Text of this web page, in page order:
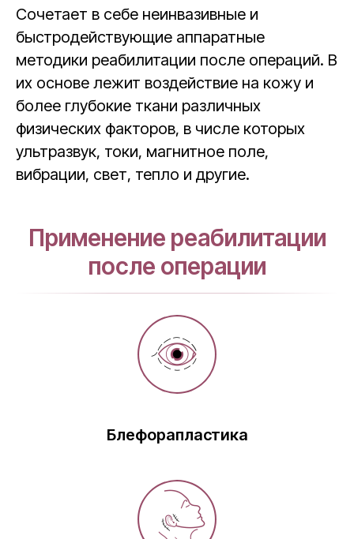
Сочетает в себе неинвазивные и
быстродействующие аппаратные
методики реабилитации после операций. В
их основе лежит воздействие на кожу и
более глубокие ткани различных
физических факторов, в числе которых
ультразвук, токи, магнитное поле,
вибрации, свет, тепло и другие.
Применение реабилитации
после операции
Блефорапластика